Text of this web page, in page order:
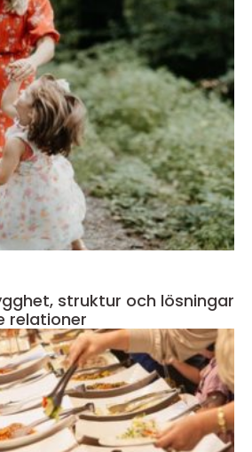
struktur och lösningar
relationer